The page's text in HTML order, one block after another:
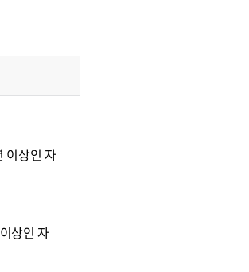
이상인 자
상인 자